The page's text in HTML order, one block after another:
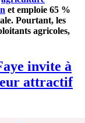
et emploie 65 %
Pourtant, les
agricoles,
invite à
attractif